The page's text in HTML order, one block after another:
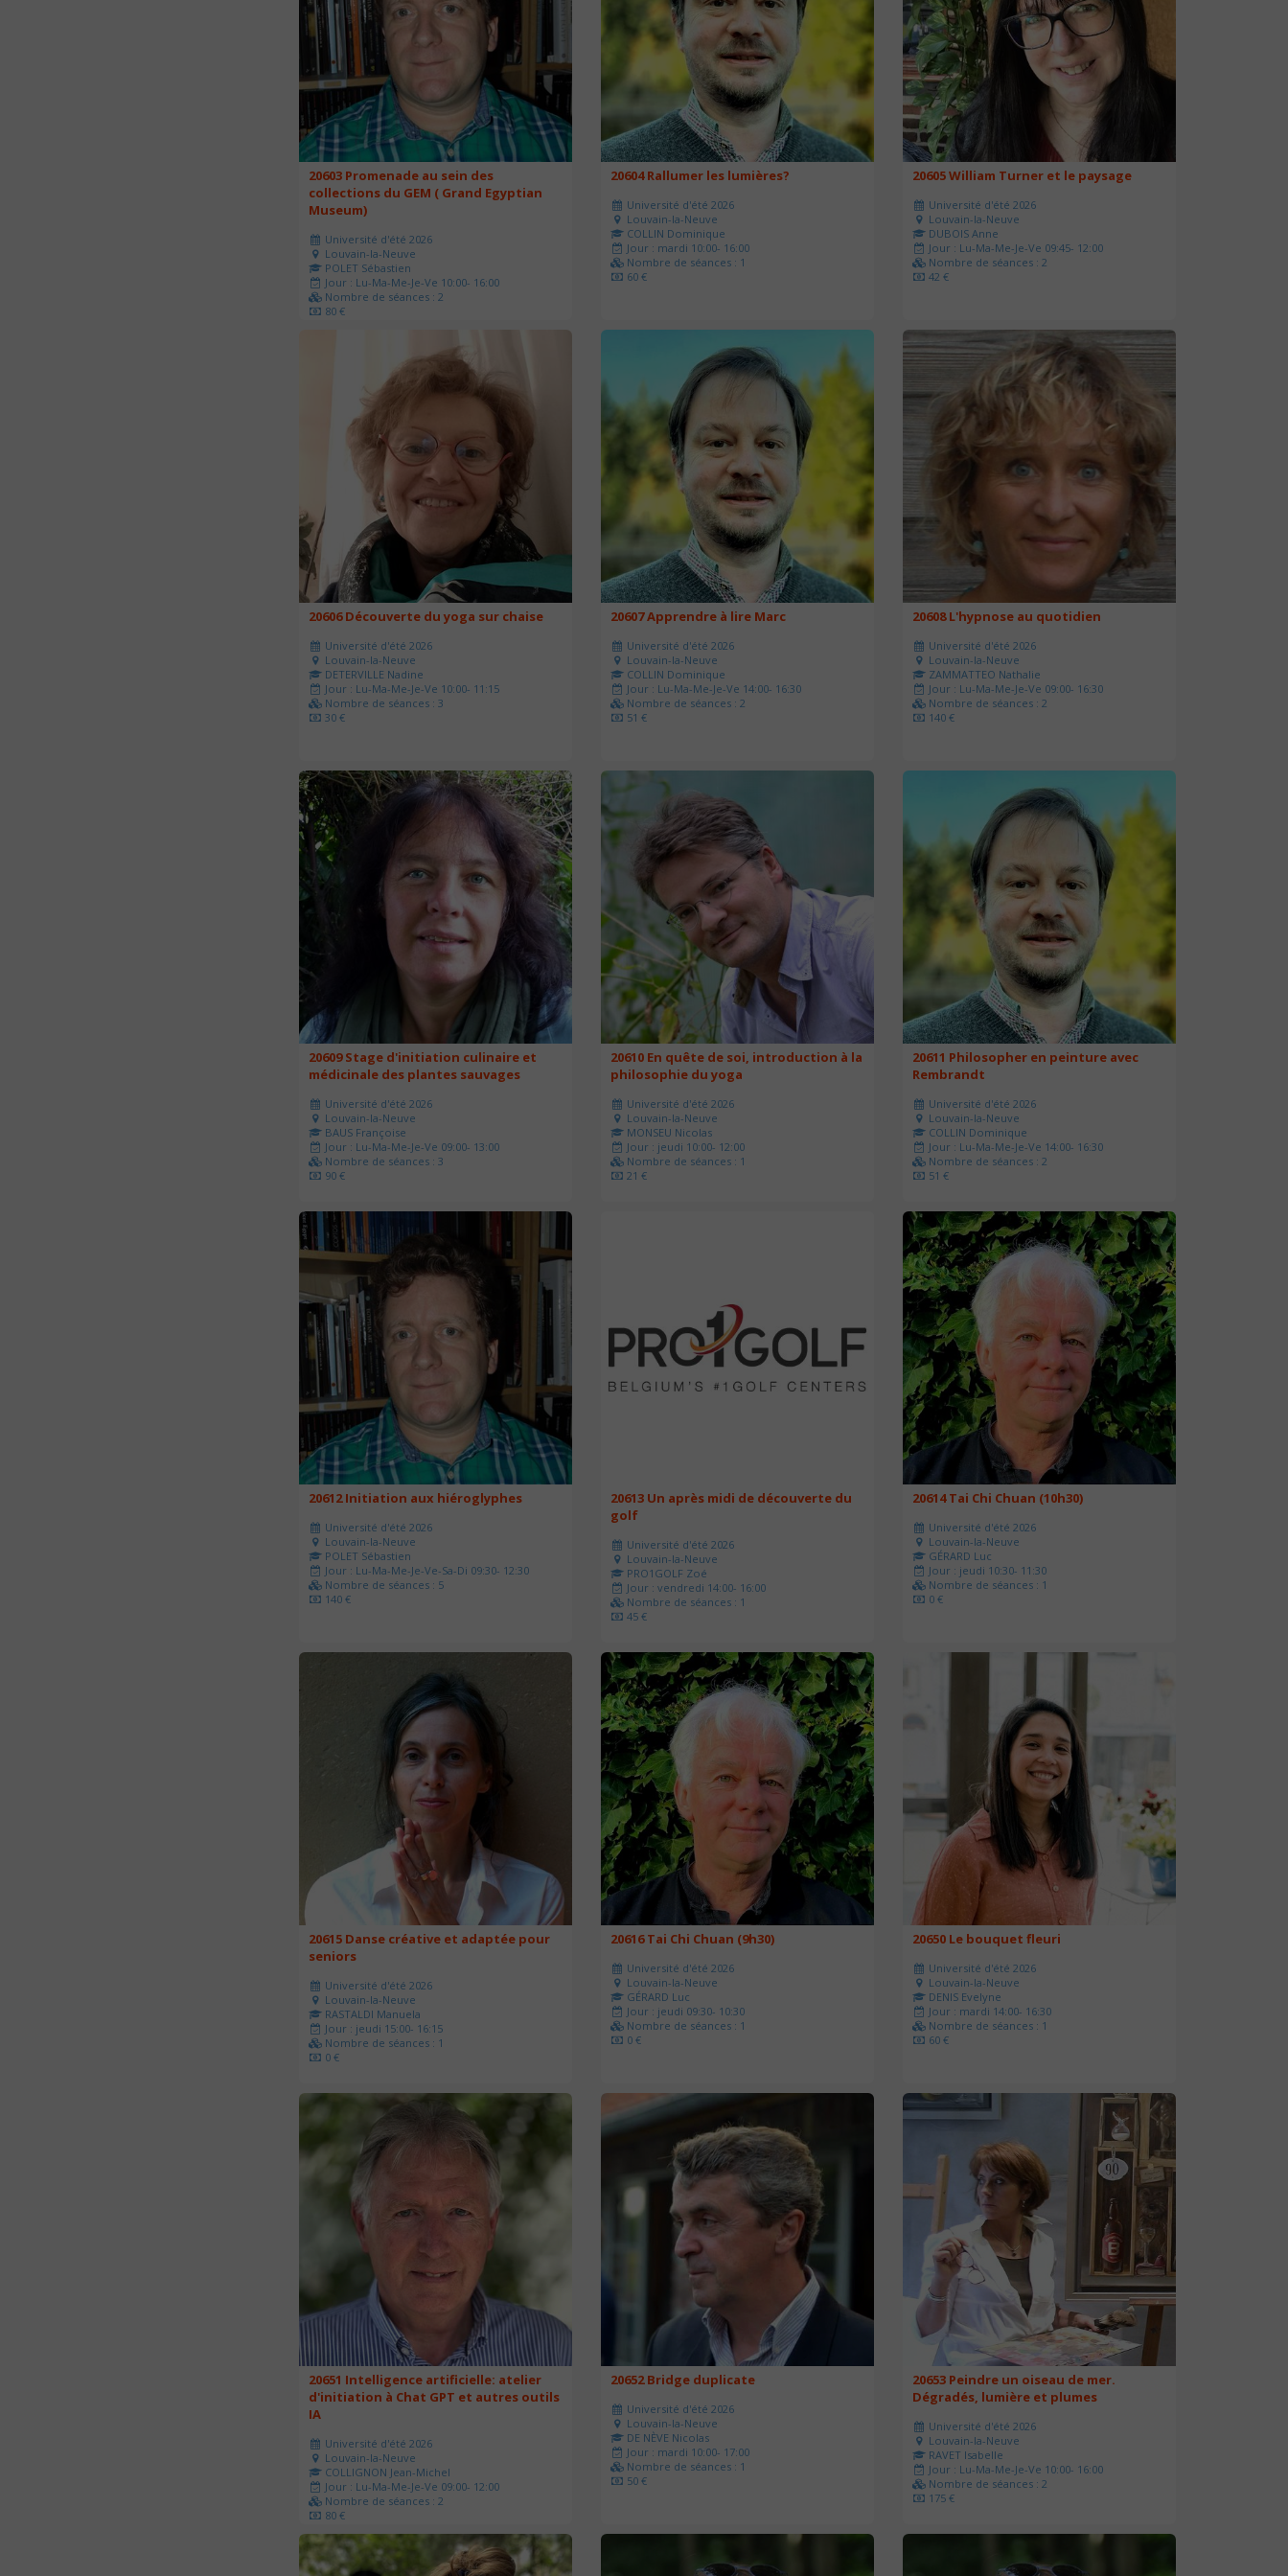
20603 Promenade au sein des
collections du GEM ( Grand Egyptian
Museum)
Université d'été 2026
Louvain-la-Neuve
POLET Sébastien
Jour : Lu-Ma-Me-Je-Ve 10:00- 16:00
Nombre de séances : 2
80 €
20604 Rallumer les lumières?
Université d'été 2026
Louvain-la-Neuve
COLLIN Dominique
Jour : mardi 10:00- 16:00
Nombre de séances : 1
60 €
20605 William Turner et le paysage
Université d'été 2026
Louvain-la-Neuve
DUBOIS Anne
Jour : Lu-Ma-Me-Je-Ve 09:45- 12:00
Nombre de séances : 2
42 €
20606 Découverte du yoga sur chaise
Université d'été 2026
Louvain-la-Neuve
DETERVILLE Nadine
Jour : Lu-Ma-Me-Je-Ve 10:00- 11:15
Nombre de séances : 3
30 €
20607 Apprendre à lire Marc
Université d'été 2026
Louvain-la-Neuve
COLLIN Dominique
Jour : Lu-Ma-Me-Je-Ve 14:00- 16:30
Nombre de séances : 2
51 €
20608 L'hypnose au quotidien
Université d'été 2026
Louvain-la-Neuve
ZAMMATTEO Nathalie
Jour : Lu-Ma-Me-Je-Ve 09:00- 16:30
Nombre de séances : 2
140 €
20609 Stage d'initiation culinaire et
médicinale des plantes sauvages
Université d'été 2026
Louvain-la-Neuve
BAUS Françoise
Jour : Lu-Ma-Me-Je-Ve 09:00- 13:00
Nombre de séances : 3
90 €
20610 En quête de soi, introduction à la
philosophie du yoga
Université d'été 2026
Louvain-la-Neuve
MONSEU Nicolas
Jour : jeudi 10:00- 12:00
Nombre de séances : 1
21 €
20611 Philosopher en peinture avec
Rembrandt
Université d'été 2026
Louvain-la-Neuve
COLLIN Dominique
Jour : Lu-Ma-Me-Je-Ve 14:00- 16:30
Nombre de séances : 2
51 €
20612 Initiation aux hiéroglyphes
Université d'été 2026
Louvain-la-Neuve
POLET Sébastien
Jour : Lu-Ma-Me-Je-Ve-Sa-Di 09:30- 12:30
Nombre de séances : 5
140 €
20613 Un après midi de découverte du
golf
Université d'été 2026
Louvain-la-Neuve
PRO1GOLF Zoé
Jour : vendredi 14:00- 16:00
Nombre de séances : 1
45 €
20614 Tai Chi Chuan (10h30)
Université d'été 2026
Louvain-la-Neuve
GÉRARD Luc
Jour : jeudi 10:30- 11:30
Nombre de séances : 1
0 €
20615 Danse créative et adaptée pour
seniors
Université d'été 2026
Louvain-la-Neuve
RASTALDI Manuela
Jour : jeudi 15:00- 16:15
Nombre de séances : 1
0 €
20616 Tai Chi Chuan (9h30)
Université d'été 2026
Louvain-la-Neuve
GÉRARD Luc
Jour : jeudi 09:30- 10:30
Nombre de séances : 1
0 €
20650 Le bouquet fleuri
Université d'été 2026
Louvain-la-Neuve
DENIS Evelyne
Jour : mardi 14:00- 16:30
Nombre de séances : 1
60 €
20651 Intelligence artificielle: atelier
d'initiation à Chat GPT et autres outils
IA
Université d'été 2026
Louvain-la-Neuve
COLLIGNON Jean-Michel
Jour : Lu-Ma-Me-Je-Ve 09:00- 12:00
Nombre de séances : 2
80 €
20652 Bridge duplicate
Université d'été 2026
Louvain-la-Neuve
DE NÈVE Nicolas
Jour : mardi 10:00- 17:00
Nombre de séances : 1
50 €
20653 Peindre un oiseau de mer.
Dégradés, lumière et plumes
Université d'été 2026
Louvain-la-Neuve
RAVET Isabelle
Jour : Lu-Ma-Me-Je-Ve 10:00- 16:00
Nombre de séances : 2
175 €